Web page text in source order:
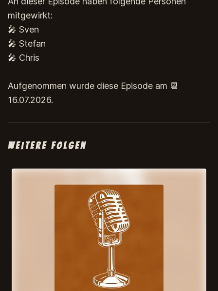
mitgewirkt:
🎤 Sven
🎤 Stefan
🎤 Chris
Aufgenommen wurde diese Episode am 📆
16.07.2026.
Weitere Folgen